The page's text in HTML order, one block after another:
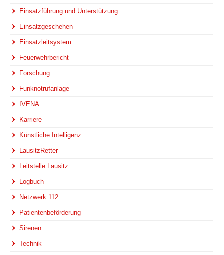
Einsatzführung und Unterstützung
Einsatzgeschehen
Einsatzleitsystem
Feuerwehrbericht
Forschung
Funknotrufanlage
IVENA
Karriere
Künstliche Intelligenz
LausitzRetter
Leitstelle Lausitz
Logbuch
Netzwerk 112
Patientenbeförderung
Sirenen
Technik